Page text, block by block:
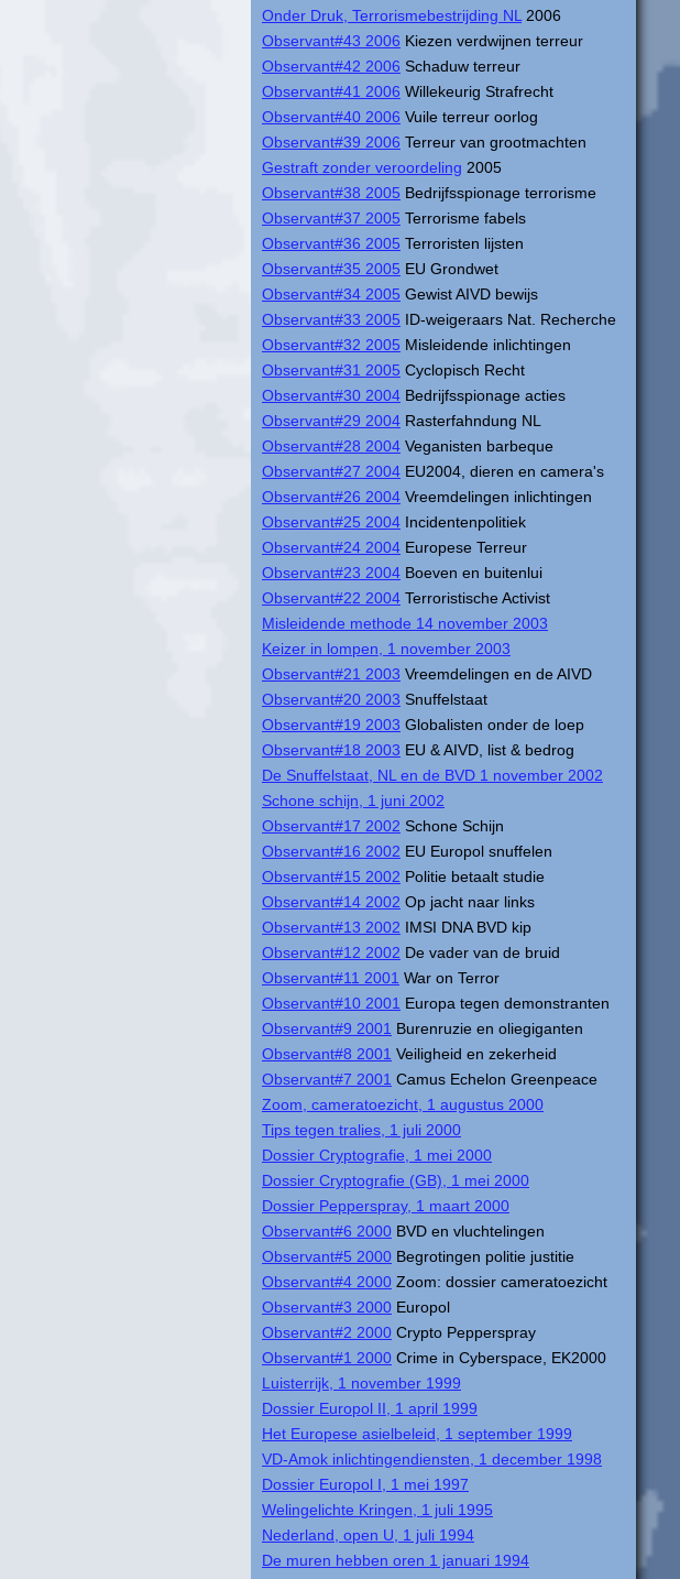
Onder Druk, Terrorismebestrijding NL 2006
Observant#43 2006 Kiezen verdwijnen terreur
Observant#42 2006 Schaduw terreur
Observant#41 2006 Willekeurig Strafrecht
Observant#40 2006 Vuile terreur oorlog
Observant#39 2006 Terreur van grootmachten
Gestraft zonder veroordeling 2005
Observant#38 2005 Bedrijfsspionage terrorisme
Observant#37 2005 Terrorisme fabels
Observant#36 2005 Terroristen lijsten
Observant#35 2005 EU Grondwet
Observant#34 2005 Gewist AIVD bewijs
Observant#33 2005 ID-weigeraars Nat. Recherche
Observant#32 2005 Misleidende inlichtingen
Observant#31 2005 Cyclopisch Recht
Observant#30 2004 Bedrijfsspionage acties
Observant#29 2004 Rasterfahndung NL
Observant#28 2004 Veganisten barbeque
Observant#27 2004 EU2004, dieren en camera's
Observant#26 2004 Vreemdelingen inlichtingen
Observant#25 2004 Incidentenpolitiek
Observant#24 2004 Europese Terreur
Observant#23 2004 Boeven en buitenlui
Observant#22 2004 Terroristische Activist
Misleidende methode 14 november 2003
Keizer in lompen, 1 november 2003
Observant#21 2003 Vreemdelingen en de AIVD
Observant#20 2003 Snuffelstaat
Observant#19 2003 Globalisten onder de loep
Observant#18 2003 EU & AIVD, list & bedrog
De Snuffelstaat, NL en de BVD 1 november 2002
Schone schijn, 1 juni 2002
Observant#17 2002 Schone Schijn
Observant#16 2002 EU Europol snuffelen
Observant#15 2002 Politie betaalt studie
Observant#14 2002 Op jacht naar links
Observant#13 2002 IMSI DNA BVD kip
Observant#12 2002 De vader van de bruid
Observant#11 2001 War on Terror
Observant#10 2001 Europa tegen demonstranten
Observant#9 2001 Burenruzie en oliegiganten
Observant#8 2001 Veiligheid en zekerheid
Observant#7 2001 Camus Echelon Greenpeace
Zoom, cameratoezicht, 1 augustus 2000
Tips tegen tralies, 1 juli 2000
Dossier Cryptografie, 1 mei 2000
Dossier Cryptografie (GB), 1 mei 2000
Dossier Pepperspray, 1 maart 2000
Observant#6 2000 BVD en vluchtelingen
Observant#5 2000 Begrotingen politie justitie
Observant#4 2000 Zoom: dossier cameratoezicht
Observant#3 2000 Europol
Observant#2 2000 Crypto Pepperspray
Observant#1 2000 Crime in Cyberspace, EK2000
Luisterrijk, 1 november 1999
Dossier Europol II, 1 april 1999
Het Europese asielbeleid, 1 september 1999
VD-Amok inlichtingendiensten, 1 december 1998
Dossier Europol I, 1 mei 1997
Welingelichte Kringen, 1 juli 1995
Nederland, open U, 1 juli 1994
De muren hebben oren 1 januari 1994